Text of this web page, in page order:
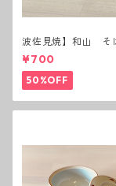
波佐見焼】和山 そ
（十草）
¥700
50%OFF